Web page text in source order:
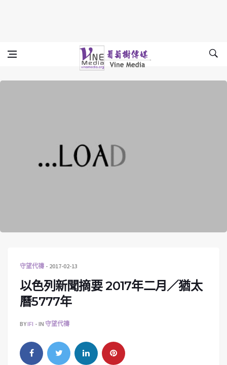
Vine Media
葡萄樹傳媒
守望代禱 2017-02-13
以色列新聞摘要 2017年二月／猶太
曆5777年
BYIFI IN 守望代禱